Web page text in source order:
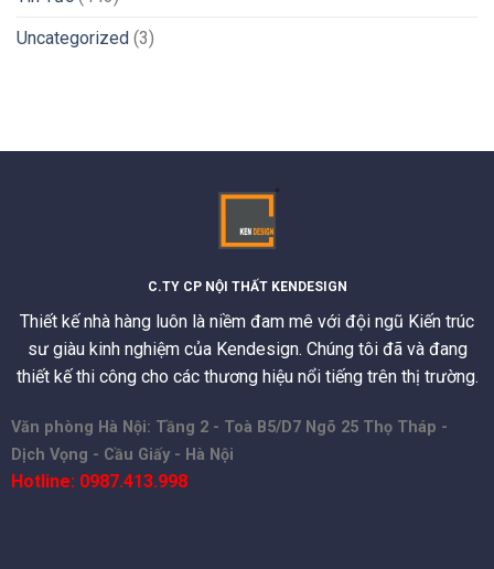
Uncategorized (3)
C.TY CP NỘI THẤT KENDESIGN
Thiết kế nhà hàng luôn là niềm đam mê với đội ngũ Kiến trúc
sư giàu kinh nghiệm của Kendesign. Chúng tôi đã và đang
thiết kế thi công cho các thương hiệu nổi tiếng trên thị trường.
Văn phòng Hà Nội: Tầng 2 - Toà B5/D7 Ngõ 25 Thọ Tháp -
Dịch Vọng - Cầu Giấy - Hà Nội
Hotline: 0987.413.998